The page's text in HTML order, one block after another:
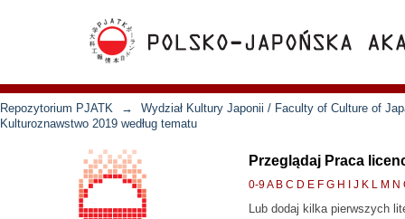
Repozytorium PJATK →
Wydział Kultury Japonii / Faculty of Culture of
Kulturoznawstwo 2019 według tematu
Przeglądaj Praca
0-9A B C D E F G H J K L M N
Lub dodaj kilka pierwszych